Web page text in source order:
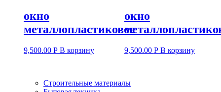
окно
металлопластиковое
9,500.00 Р В корзину
окно
9,500.00 Р В корзину
Строительные материалы